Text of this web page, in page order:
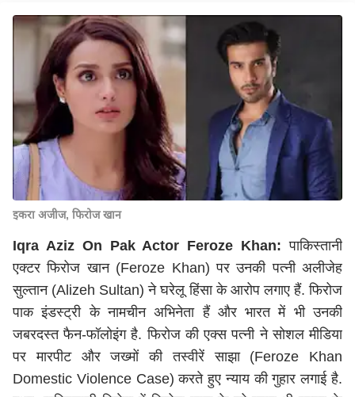
इकरा अजीज, फिरोज खान
Iqra Aziz On Pak Actor Feroze Khan: पाकिस्तानी
एक्टर फिरोज खान (Feroze Khan) पर उनकी पत्नी अलीजेह
सुल्तान (Alizeh Sultan) ने घरेलू हिंसा के आरोप लगाए हैं. फिरोज
पाक इंडस्ट्री के नामचीन अभिनेता हैं और भारत में भी उनकी
जबरदस्त फैन-फॉलोइंग है. फिरोज की एक्स पत्नी ने सोशल मीडिया
पर मारपीट और जख्मों की तस्वीरें साझा (Feroze Khan
Domestic Violence Case) करते हुए न्याय की गुहार लगाई है.